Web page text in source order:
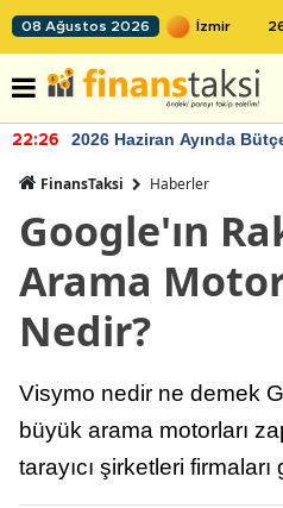
08 Ağustos 2026
22:26 2026 Haziran Ayında
FinansTaksi Haberler
Google'ın
Arama
Nedir?
Visymo nedir ne demek
büyük arama motorları
tarayıcı şirketleri